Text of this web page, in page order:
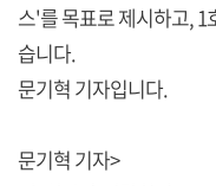
스'를 목표로 제시하고,
습니다.
문기혁 기자입니다.
문기혁 기자>